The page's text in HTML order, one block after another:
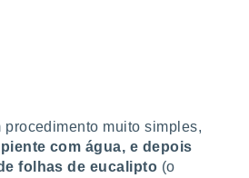
procedimento muito simples,
com água, e depois
folhas de eucalipto (o